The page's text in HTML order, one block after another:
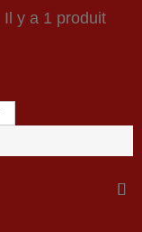
Il y a 1 produit